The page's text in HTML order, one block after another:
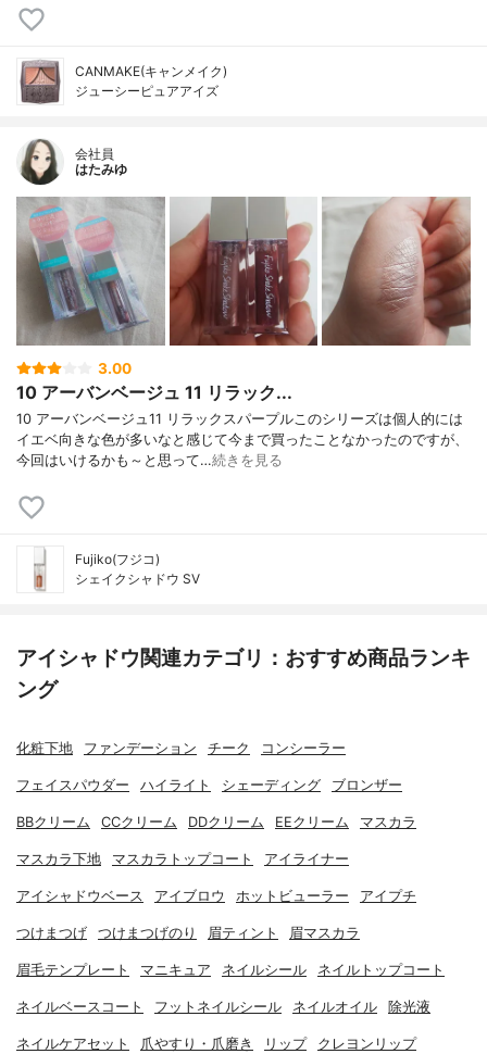
CANMAKE(キャンメイク)
ジューシーピュアアイズ
会社員
はたみゆ
3.00
10 アーバンベージュ 11 リラック...
10 アーバンベージュ11 リラックスパープルこのシリーズは個人的には
イエベ向きな色が多いなと感じて今まで買ったことなかったのですが、
今回はいけるかも～と思って…続きを見る
Fujiko(フジコ)
シェイクシャドウ SV
アイシャドウ関連カテゴリ：おすすめ商品ランキ
ング
化粧下地 ファンデーション チーク コンシーラー
フェイスパウダー ハイライト シェーディング ブロンザー
BBクリーム CCクリーム DDクリーム EEクリーム マスカラ
マスカラ下地 マスカラトップコート アイライナー
アイシャドウベース アイブロウ ホットビューラー アイプチ
つけまつげ つけまつげのり 眉ティント 眉マスカラ
眉毛テンプレート マニキュア ネイルシール ネイルトップコート
ネイルベースコート フットネイルシール ネイルオイル 除光液
ネイルケアセット 爪やすり・爪磨き リップ クレヨンリップ